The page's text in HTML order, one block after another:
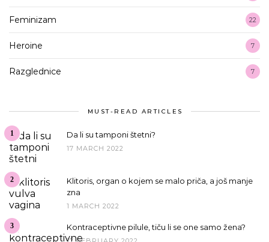
Feminizam 22
Heroine 7
Razglednice 7
MUST-READ ARTICLES
1 Da li su tamponi štetni?
17 MARCH 2022
2
Klitoris, organ o kojem se malo priča, a još manje
zna
1 MARCH 2022
3 Kontraceptivne pilule, tiču li se one samo žena?